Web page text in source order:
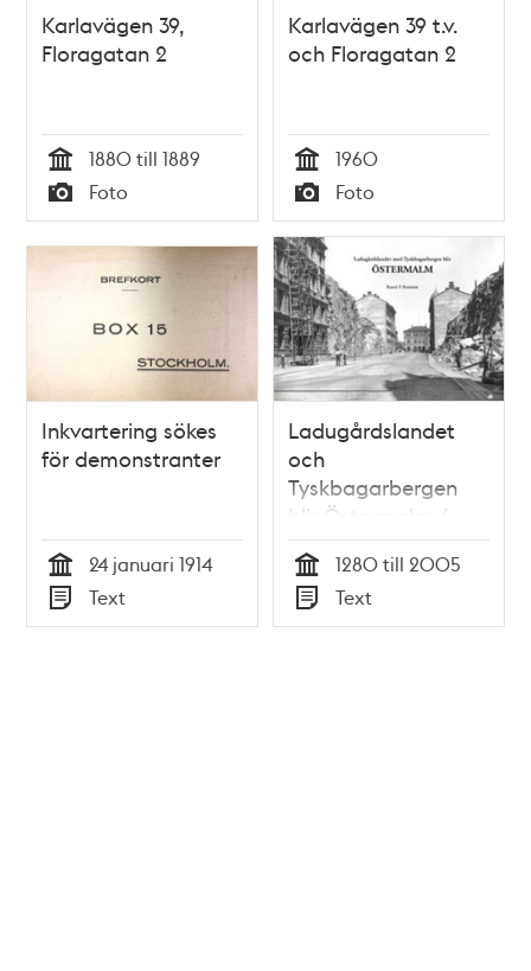
Karlavägen 39,
Floragatan 2
Tid
1880 till 1889
Typ
Foto
Karlavägen 39 t.v.
och Floragatan 2
Tid
1960
Typ
Foto
Inkvartering sökes
för demonstranter
Tid
24 januari 1914
Typ
Text
Ladugårdslandet
och
Tyskbagarbergen
blir Östermalm /
Raoul F. Boström
Tid
1280 till 2005
Typ
Text